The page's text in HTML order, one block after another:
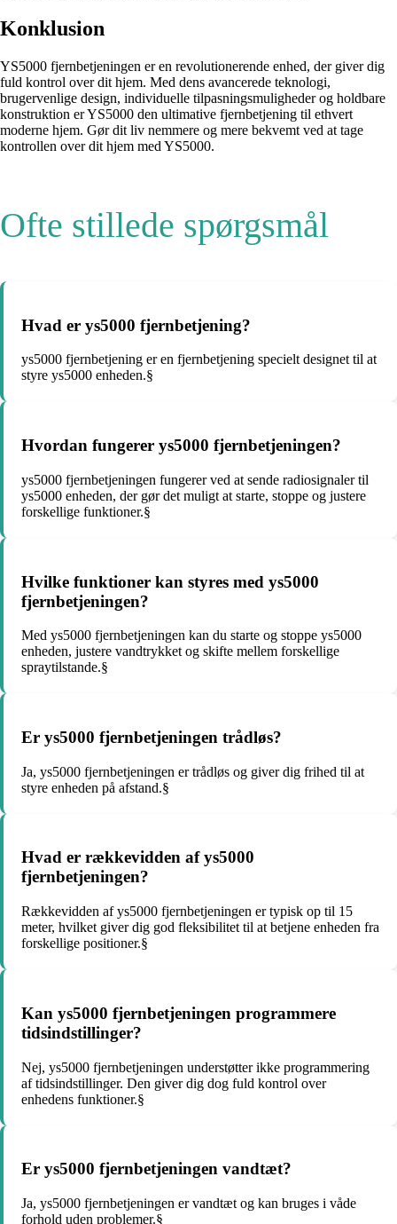
Konklusion
YS5000 fjernbetjeningen er en revolutionerende enhed, der giver dig
fuld kontrol over dit hjem. Med dens avancerede teknologi,
brugervenlige design, individuelle tilpasningsmuligheder og holdbare
konstruktion er YS5000 den ultimative fjernbetjening til ethvert
moderne hjem. Gør dit liv nemmere og mere bekvemt ved at tage
kontrollen over dit hjem med YS5000.
Ofte stillede spørgsmål
Hvad er ys5000 fjernbetjening?
ys5000 fjernbetjening er en fjernbetjening specielt designet til at
styre ys5000 enheden.§
Hvordan fungerer ys5000 fjernbetjeningen?
ys5000 fjernbetjeningen fungerer ved at sende radiosignaler til
ys5000 enheden, der gør det muligt at starte, stoppe og justere
forskellige funktioner.§
Hvilke funktioner kan styres med ys5000
fjernbetjeningen?
Med ys5000 fjernbetjeningen kan du starte og stoppe ys5000
enheden, justere vandtrykket og skifte mellem forskellige
spraytilstande.§
Er ys5000 fjernbetjeningen trådløs?
Ja, ys5000 fjernbetjeningen er trådløs og giver dig frihed til at
styre enheden på afstand.§
Hvad er rækkevidden af ys5000
fjernbetjeningen?
Rækkevidden af ys5000 fjernbetjeningen er typisk op til 15
meter, hvilket giver dig god fleksibilitet til at betjene enheden fra
forskellige positioner.§
Kan ys5000 fjernbetjeningen programmere
tidsindstillinger?
Nej, ys5000 fjernbetjeningen understøtter ikke programmering
af tidsindstillinger. Den giver dig dog fuld kontrol over
enhedens funktioner.§
Er ys5000 fjernbetjeningen vandtæt?
Ja, ys5000 fjernbetjeningen er vandtæt og kan bruges i våde
forhold uden problemer.§